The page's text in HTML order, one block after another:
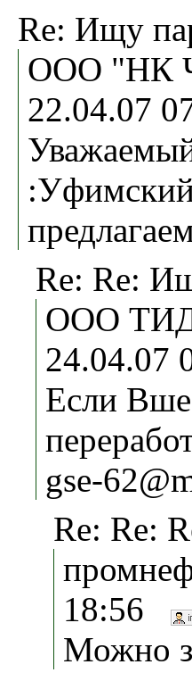
Re: Ищу
ООО "НК
22.04.07
Re: Re:
ООО ТИД
24.04.07
Если Вше
gse-
Re: Re:
18:56
Можно